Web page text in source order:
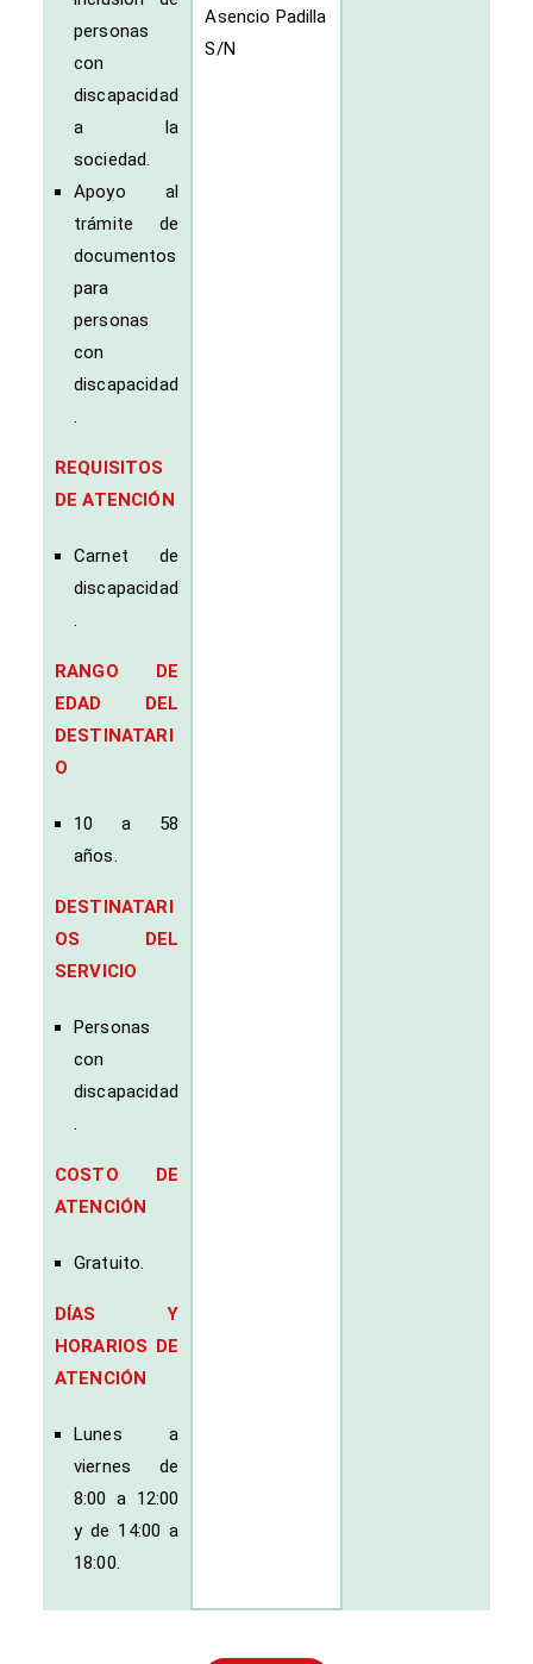
personas
con
discapacidad
a la
sociedad.
Apoyo al
trámite de
documentos
para
personas
con
discapacidad
.
REQUISITOS
DE ATENCIÓN
Carnet de
discapacidad
.
RANGO DE
EDAD DEL
DESTINATARI
O
10 a 58
años.
DESTINATARI
OS DEL
SERVICIO
Personas
con
discapacidad
.
COSTO DE
ATENCIÓN
Gratuito.
DÍAS Y
HORARIOS DE
ATENCIÓN
Lunes a
viernes de
8:00 a 12:00
y de 14:00 a
18:00.
Asencio Padilla
S/N